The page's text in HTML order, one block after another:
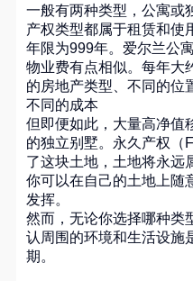
一般有两种类型，公寓或
产权类型都属于租赁和使
年限为999年。爱尔兰公
物业费有点相似。每年大
的房地产类型、不同的位
不同的成本
但即便如此，大量高净值
的独立别墅。永久产权（
了这块土地，土地将永远
你可以在自己的土地上随
发挥。
然而，无论你选择哪种类
认周围的环境和生活设施
期。